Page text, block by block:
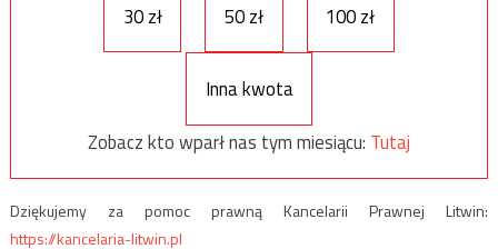
30 zł
50 zł 100 zł
Inna kwota
Zobacz kto wparł nas tym miesiącu: Tutaj
Dziękujemy za pomoc prawną Kancelarii Prawnej Litwin:
https://kancelaria-litwin.pl